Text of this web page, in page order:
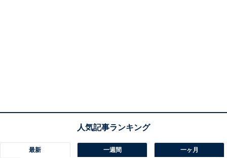
最新 一週間 一ヶ月